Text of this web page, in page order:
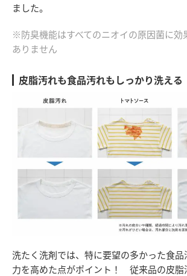
ました。
※防臭機能はすべてのニオイの原因菌に効
ありません
皮脂汚れも食品汚れもしっかり洗える
洗たく洗剤では、特に要望の多かった食
力を高めた点がポイント！ 従来品の皮脂